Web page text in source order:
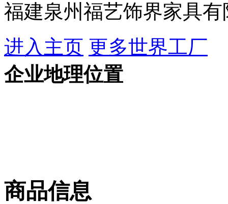
福建泉州福艺饰界家具有
进入主页 更多世界工厂
企业地理位置
商品信息